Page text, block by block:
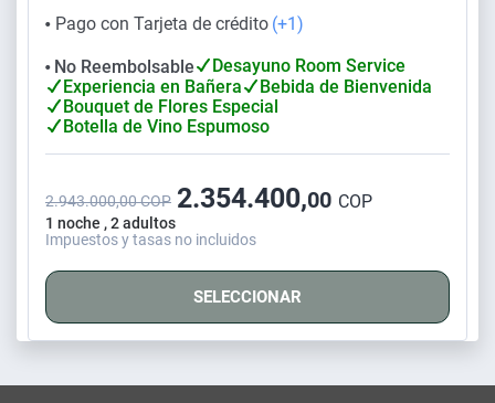
⬤ Pago con Tarjeta de crédito (+1)
⬤ No Reembolsable
Desayuno Room Service
Experiencia en Bañera
Bebida de Bienvenida
Bouquet de Flores Especial
Botella de Vino Espumoso
1 noche , 2 adultos
2.943.000,00 COP 2.354.400,00 COP
Impuestos y tasas no incluidos
SELECCIONAR